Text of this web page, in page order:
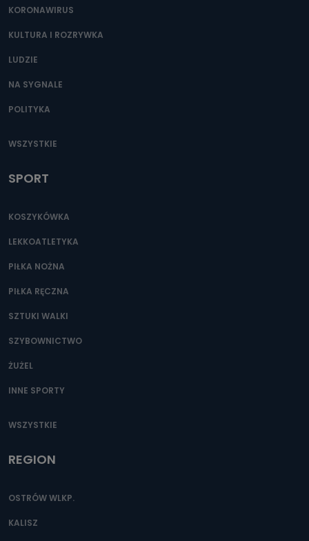
KORONAWIRUS
KULTURA I ROZRYWKA
LUDZIE
NA SYGNALE
POLITYKA
WSZYSTKIE
SPORT
KOSZYKÓWKA
LEKKOATLETYKA
PIŁKA NOŻNA
PIŁKA RĘCZNA
SZTUKI WALKI
SZYBOWNICTWO
ŻUŻEL
INNE SPORTY
WSZYSTKIE
REGION
OSTRÓW WLKP.
KALISZ